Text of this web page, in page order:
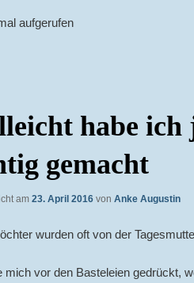
aufgerufen
habe ich
gemacht
am 23. April 2016 von Anke Augustin
wurden oft von der
mich vor den Basteleien gedrückt,